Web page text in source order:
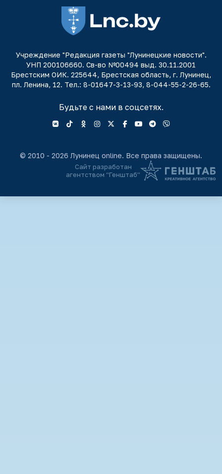
Учреждение "Редакция газеты "Лунинецкие новости".
УНП 200106660. Св-во №00494 выд. 30.11.2001
Брестским ОИК. 225644, Брестская область, г. Лунинец,
пл. Ленина, 12. Тел.: 8-01647-3-13-93, 8-044-55-2-26-65.
Будьте с нами в соцсетях.
© 2010 - 2026 Лунинец online. Все права защищены.
Сайт разработан
агентством “Генштаб”